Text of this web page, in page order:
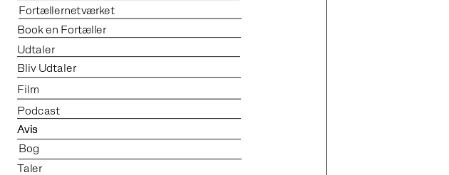
Udtaler
Fortællernetværket
Film
Podcast
Taler
Avis
Book en Fortæller
Bliv Udtaler
Avis
Bog